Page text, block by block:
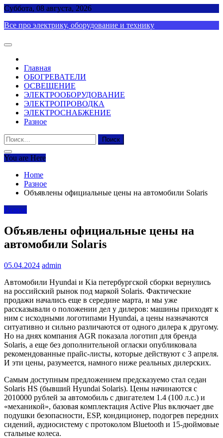
Skip
content
Суббота, 08 августа, 2026
Все про электрику, оборудование и технику
Главная
ОБОГРЕВАТЕЛИ
ОСВЕЩЕНИЕ
ЭЛЕКТРООБОРУДОВАНИЕ
ЭЛЕКТРОПРОВОДКА
ЭЛЕКТРОСНАБЖЕНИЕ
Разное
Найти:
You are Here
Home
Разное
Объявлены официальные цены на автомобили Solaris
Разное
Объявлены официальные цены на
автомобили Solaris
05.04.2024 admin
Автомобили Hyundai и Kia петербургской сборки вернулись
на российский рынок под маркой Solaris. Фактические
продажи начались еще в середине марта, и мы уже
рассказывали о положении дел у дилеров: машины приходят к
ним с исходными логотипами Hyundai, а цены назначаются
ситуативно и сильно различаются от одного дилера к другому.
Но на днях компания AGR показала логотип для бренда
Solaris, а еще без дополнительной огласки опубликовала
рекомендованные прайс-листы, которые действуют с 3 апреля.
И эти цены, разумеется, намного ниже реальных дилерских.
Самым доступным предложением предсказуемо стал седан
Solaris HS (бывший Hyundai Solaris). Цены начинаются с
2010000 рублей за автомобиль с двигателем 1.4 (100 л.с.) и
«механикой», базовая комплектация Active Plus включает две
подушки безопасности, ESP, кондиционер, подогрев передних
сидений, аудиосистему с протоколом Bluetooth и 15-дюймовые
стальные колеса.